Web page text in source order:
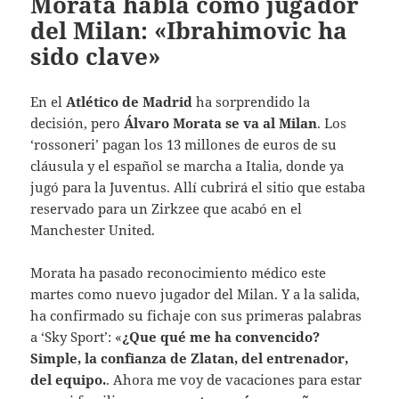
del Milan: «Ibrahimovic ha
sido clave»
En elAtlético de Madrid ha sorprendido la
decisión, peroÁlvaro Morata se va al Milan. Los
‘rossoneri’ pagan los 13 millones de euros de su
cláusula y el español se marcha a Italia, donde ya
jugó para la Juventus. Allí cubrirá el sitio que estaba
reservado para un Zirkzee que acabó en el
Manchester United.
Morata ha pasado reconocimiento médico este
martes como nuevo jugador del Milan. Y a la salida,
ha confirmado su fichaje con sus primeras palabras
a ‘Sky Sport’: «¿Que qué me ha convencido?
Simple, la confianza de Zlatan, del entrenador,
del equipo.. Ahora me voy de vacaciones para estar